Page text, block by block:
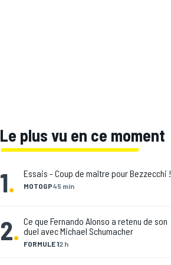
Le plus vu en ce moment
1. MOTOGP45 min
Essais - Coup de maître pour Bezzecchi !
2. FORMULE 12 h
Ce que Fernando Alonso a retenu de son
duel avec Michael Schumacher